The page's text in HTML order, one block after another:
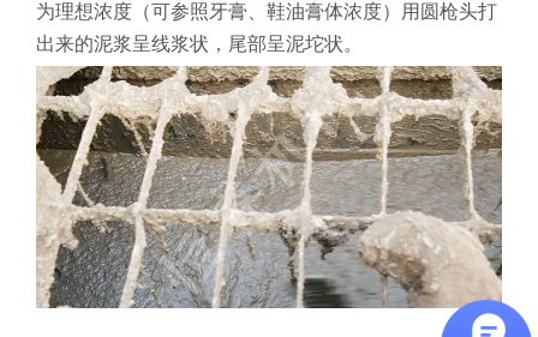
为理想浓度（可参照牙膏、鞋油膏体浓度）用圆枪头打
出来的泥浆呈线浆状，尾部呈泥坨状。